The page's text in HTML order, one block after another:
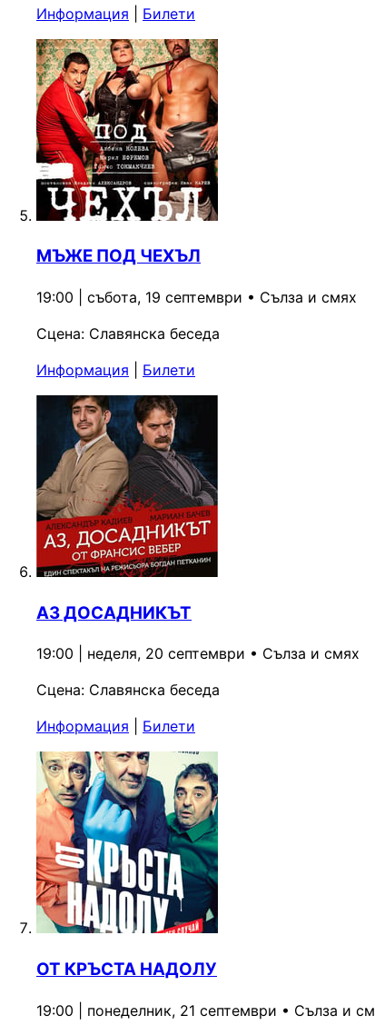
Информация
Билети
МЪЖЕ ПОД ЧЕХЪЛ
19:00 | събота, 19 септември • Сълза и смях
Сцена: Славянска беседа
Информация
Билети
АЗ ДОСАДНИКЪТ
19:00 | неделя, 20 септември • Сълза и смях
Сцена: Славянска беседа
Информация
Билети
ОТ КРЪСТА НАДОЛУ
19:00 | понеделник, 21 септември • Сълза и